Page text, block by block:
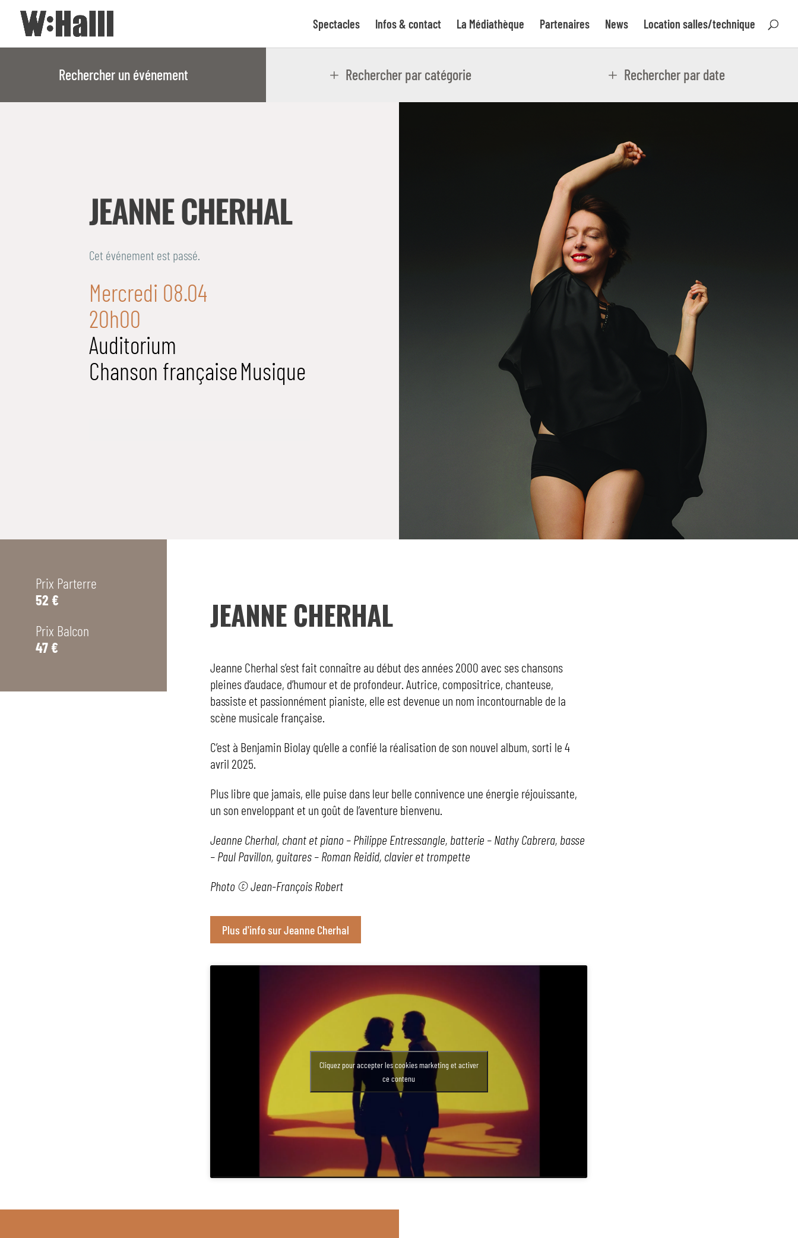
Spectacles Infos & contact La Médiathèque Partenaires News Location salles/technique
Rechercher un événement Rechercher par catégorie Rechercher par date
JEANNE CHERHAL
Cet événement est passé.
Mercredi 08.04
20h00
Auditorium
Chanson françaiseMusique
Prix Parterre
52 €
Prix Balcon
47 €
JEANNE CHERHAL
Jeanne Cherhal s’est fait connaître au début des années 2000 avec ses chansons
pleines d’audace, d’humour et de profondeur. Autrice, compositrice, chanteuse,
bassiste et passionnément pianiste, elle est devenue un nom incontournable de la
scène musicale française.
C’est à Benjamin Biolay qu’elle a confié la réalisation de son nouvel album, sorti le 4
avril 2025.
Plus libre que jamais, elle puise dans leur belle connivence une énergie réjouissante,
un son enveloppant et un goût de l’aventure bienvenu.
Jeanne Cherhal, chant et piano – Philippe Entressangle, batterie – Nathy Cabrera, basse
– Paul Pavillon, guitares – Roman Reidid, clavier et trompette
Photo © Jean-François Robert
Plus d'info sur Jeanne Cherhal
Cliquez pour accepter les cookies marketing et activer
ce contenu